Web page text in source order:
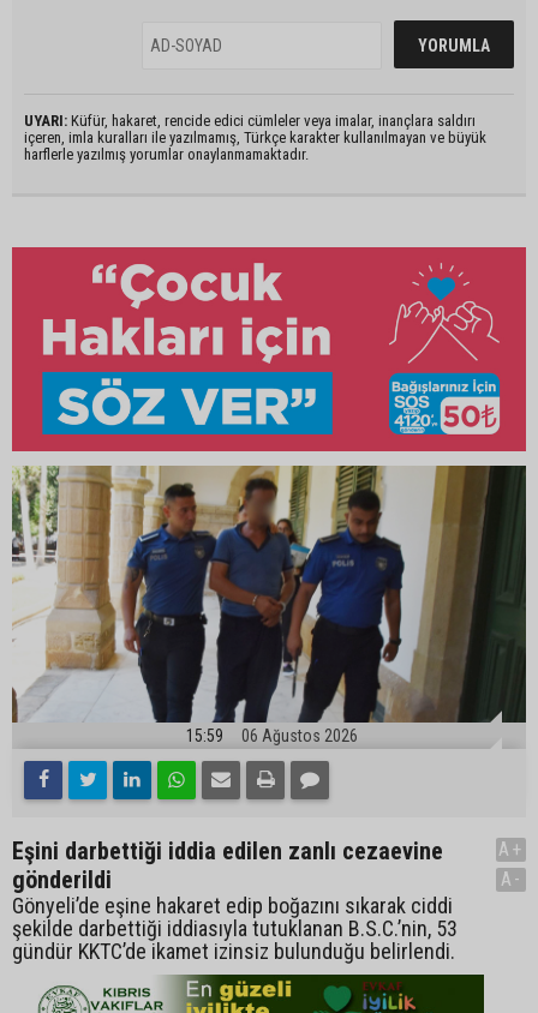
UYARI: Küfür, hakaret, rencide edici cümleler veya imalar, inançlara saldırı
içeren, imla kuralları ile yazılmamış, Türkçe karakter kullanılmayan ve büyük
harflerle yazılmış yorumlar onaylanmamaktadır.
15:59 06 Ağustos 2026
Eşini darbettiği iddia edilen zanlı cezaevine
gönderildi
Gönyeli’de eşine hakaret edip boğazını sıkarak ciddi
şekilde darbettiği iddiasıyla tutuklanan B.S.C.’nin, 53
gündür KKTC’de ikamet izinsiz bulunduğu belirlendi.
A+
A-